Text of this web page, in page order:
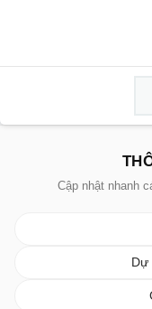
Cập nhật nhanh
Dự